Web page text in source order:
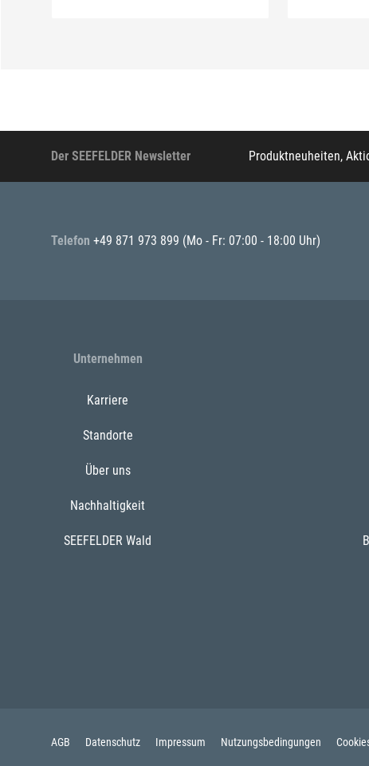
Der SEEFELDER Newsletter Produktneuheiten,
Telefon +49 871 973 899 (Mo - Fr: 07:00 - 18:00 Uhr)
Unternehmen
Karriere
Standorte
Über uns
Nachhaltigkeit
SEEFELDER Wald
AGB Datenschutz Impressum Nutzungsbedingungen